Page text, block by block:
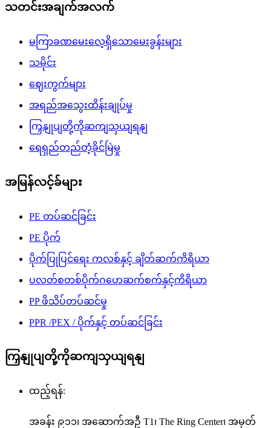
သတင်းအချက်အလက်
မကြာခဏမေးလေ့ရှိသောမေးခွန်းများ
သမိုင်း
ဈေးကွက်များ
အရည်အသွေးထိန်းချုပ်မှု
ကြှနျုပျတို့ကိုဆကျသှယျရနျ
ရေရှည်တည်တံ့ခိုင်မြဲမှု
အမြန်လင့်ခ်များ
PE တပ်ဆင်ခြင်း
PE ပိုက်
ပိုက်ပြုပြင်ရေး ကလစ်နှင့် ချိတ်ဆက်ကိရိယာ
ပလတ်စတစ်ပိုက်ဂဟေဆက်စက်နှင့်ကိရိယာ
PP ဖိသိပ်တပ်ဆင်မှု
PPR /PEX / ပိုက်နှင့် တပ်ဆင်ခြင်း
ကြှနျုပျတို့ကိုဆကျသှယျရနျ
ထည့်ရန်:
အခန်း ၉၁၁၊ အဆောက်အဦ T1၊ The Ring Center၊ အမှတ်